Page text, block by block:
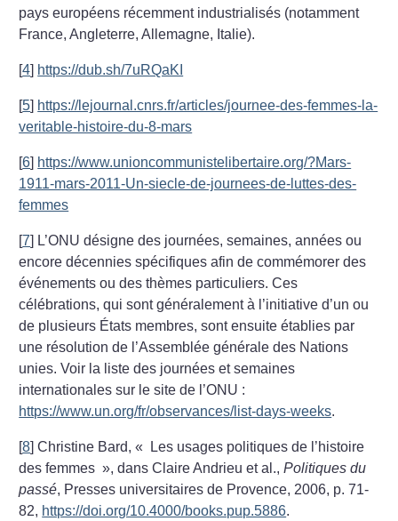
pays européens récemment industrialisés (notamment
France, Angleterre, Allemagne, Italie).
[4] https://dub.sh/7uRQaKI
[5] https://lejournal.cnrs.fr/articles/journee-des-femmes-la-
veritable-histoire-du-8-mars
[6] https://www.unioncommunistelibertaire.org/?Mars-
1911-mars-2011-Un-siecle-de-journees-de-luttes-des-
femmes
[7] L’ONU désigne des journées, semaines, années ou
encore décennies spécifiques afin de commémorer des
événements ou des thèmes particuliers. Ces
célébrations, qui sont généralement à l’initiative d’un ou
de plusieurs États membres, sont ensuite établies par
une résolution de l’Assemblée générale des Nations
unies. Voir la liste des journées et semaines
internationales sur le site de l’ONU :
https://www.un.org/fr/observances/list-days-weeks.
[8]Christine Bard, «
Les usages politiques de l’histoire
des femmes », dans Claire Andrieu et al.,Politiques du
passé, Presses universitaires de Provence, 2006, p. 71-
82, https://doi.org/10.4000/books.pup.5886.